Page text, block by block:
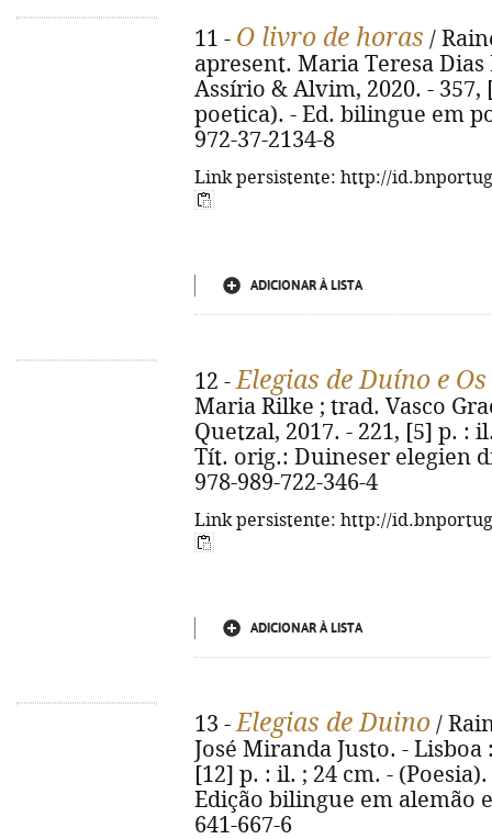
11 - O livro de horas /
apresent. Maria Teresa Dias
Assírio & Alvim, 2020. -
poetica). - Ed. bilingue em
972-37-2134-8
Link persistente: http://
ADICIONAR À LISTA
12 -Elegias de Duíno e
Maria Rilke ; trad. Vasco
Quetzal, 2017. - 221, [5] p. :
Tít. orig.: Duineser elegien
978-989-722-346-4
Link persistente: http://
ADICIONAR À LISTA
13 -Elegias de Duino /
José Miranda Justo. - Lisboa
[12] p. : il. ; 24 cm. -
Edição bilingue em alemão
641-667-6